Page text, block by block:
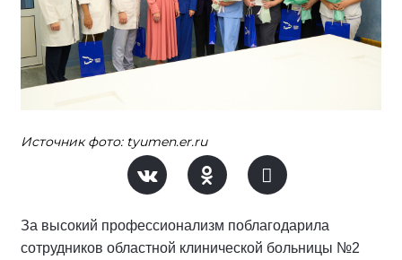
Источник фото: tyumen.er.ru
За высокий профессионализм поблагодарила
сотрудников областной клинической больницы №2